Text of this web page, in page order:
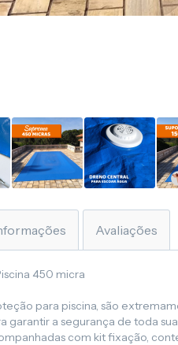
450 micra
para piscina, são
garantir a segurança de toda
com kit fixação,
Avaliações